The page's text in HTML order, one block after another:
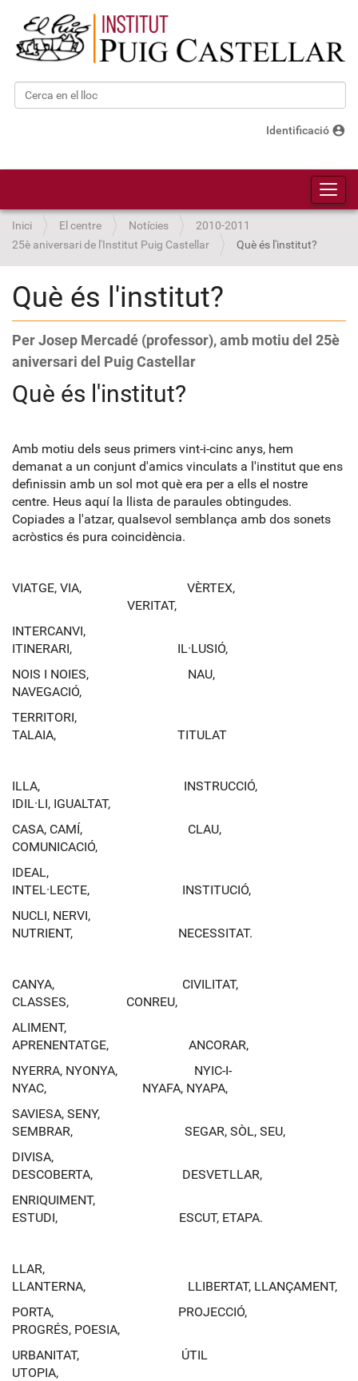
Cerca
Identificació account_circle
Inici El centre Notícies
2010-2011
25è aniversari de l'Institut Puig Castellar
Què és l'institut?
Què és l'institut?
Per Josep Mercadé (professor), amb motiu del 25è
aniversari del Puig Castellar
Què és l'institut?
Amb motiu dels seus primers vint-i-cinc anys, hem
demanat a un conjunt d'amics vinculats a l'institut que ens
definissin amb un sol mot què era per a ells el nostre
centre. Heus aquí la llista de paraules obtingudes.
Copiades a l'atzar, qualsevol semblança amb dos sonets
acròstics és pura coincidència.
VIATGE, VIA, VÈRTEX,
VERITAT,
INTERCANVI,
ITINERARI, IL·LUSIÓ,
NOIS I NOIES, NAU,
NAVEGACIÓ,
TERRITORI,
TALAIA, TITULAT
ILLA, INSTRUCCIÓ,
IDIL·LI, IGUALTAT,
CASA, CAMÍ, CLAU,
COMUNICACIÓ,
IDEAL,
INTEL·LECTE, INSTITUCIÓ,
NUCLI, NERVI,
NUTRIENT, NECESSITAT.
CANYA, CIVILITAT,
CLASSES, CONREU,
ALIMENT,
APRENENTATGE, ANCORAR,
NYERRA, NYONYA, NYIC-I-
NYAC, NYAFA, NYAPA,
SAVIESA, SENY,
SEMBRAR, SEGAR, SÒL, SEU,
DIVISA,
DESCOBERTA, DESVETLLAR,
ENRIQUIMENT,
ESTUDI, ESCUT, ETAPA.
LLAR,
LLANTERNA, LLIBERTAT, LLANÇAMENT,
PORTA, PROJECCIÓ,
PROGRÉS, POESIA,
URBANITAT, ÚTIL
UTOPIA,